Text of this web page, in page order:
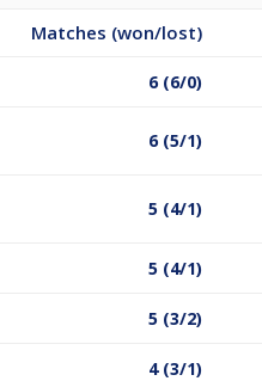
Matches (won/lost)
6 (6/0)
6 (5/1)
5 (4/1)
5 (4/1)
5 (3/2)
4 (3/1)